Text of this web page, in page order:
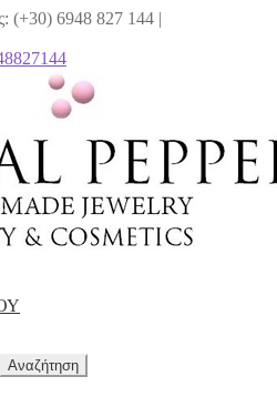
(+30) 6948 827 144 |
Αναζήτηση